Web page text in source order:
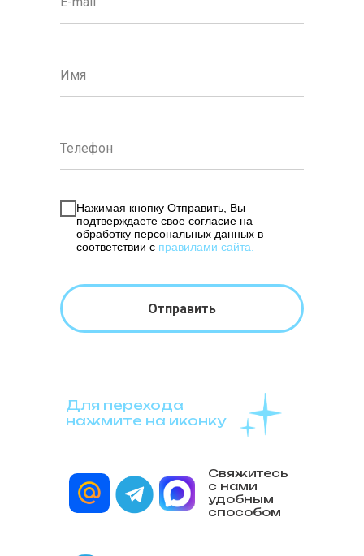
Нажимая кнопку Отправить, Вы
подтверждаете свое согласие на
обработку персональных данных в
соответствии с правилами сайта.
Отправить
Свяжитесь
с нами
удобным
способом
Для перехода
нажмите на иконку